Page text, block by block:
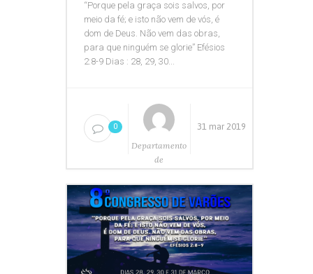
“Porque pela graça sois salvos, por
meio da fé; e isto não vem de vós, é
dom de Deus. Não vem das obras,
para que ninguém se glorie” Efésios
2:8-9 Dias : 28, 29, 30...
0
Departamento
de
31 mar 2019